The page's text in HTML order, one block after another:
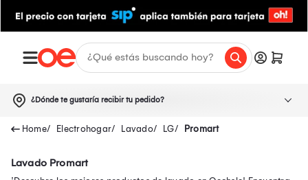
¿Dónde te gustaría recibir tu pedido?
Electrohogar Lavado LG Promart
Lavado Promart